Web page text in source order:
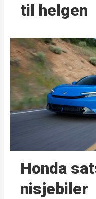
til helgen
Honda
nisjebiler